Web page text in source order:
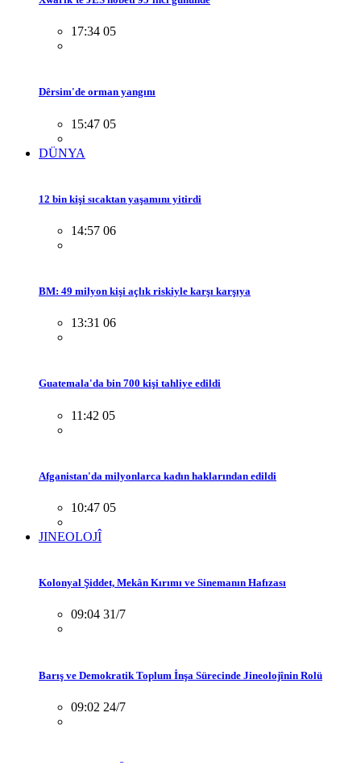
17:34 05
Dêrsim'de orman yangını
15:47 05
DÜNYA
12 bin kişi sıcaktan yaşamını yitirdi
14:57 06
BM: 49 milyon kişi açlık riskiyle karşı karşıya
13:31 06
Guatemala'da bin 700 kişi tahliye edildi
11:42 05
Afganistan'da milyonlarca kadın haklarından edildi
10:47 05
JINEOLOJÎ
Kolonyal Şiddet, Mekân Kırımı ve Sinemanın Hafızası
09:04 31/7
Barış ve Demokratik Toplum İnşa Sürecinde Jineolojînin Rolü
09:02 24/7